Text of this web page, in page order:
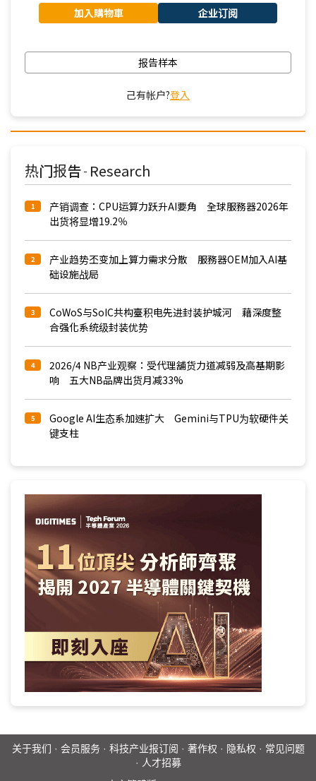
加入購物車 企业订阅
报告样本
己有帐户?登入
热门报告 - Research
1
产销调查：CPU运算力跃升AI要角 全球服務器2026年
出货将显增19.2％
2
产业趋势丕变加上算力需求分散 服務器OEM加入AI基
础设施战局
3
CoWoS与SoIC共构臺积电先进封装护城河 藉深度整
合强化系统级封装优势
4
2026/4 NB产业观察：受代理舖货力道减弱及高基期影
响 五大NB品牌出货月减33%
5
Google AI生态系加速扩大 Gemini与TPU为软硬件关
键支柱
关于我们 · 会员服务· 科技产业报订阅 · 著作权 · 隐私权 · 常见问题
· 人才招募